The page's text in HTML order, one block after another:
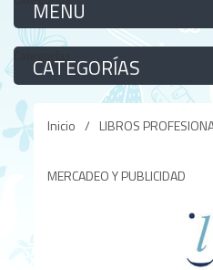
Categorías
Inicio / LIBROS
MERCADEO Y PUBLICIDAD